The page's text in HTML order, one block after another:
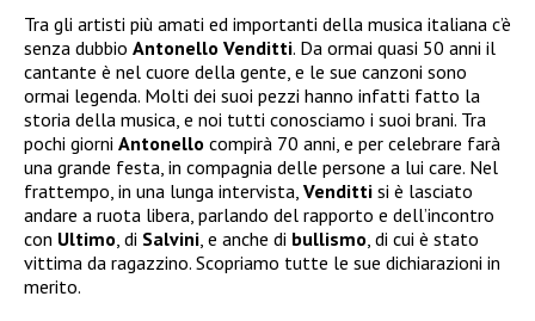
Tra gli artisti più amati ed importanti della musica italiana c’è
senza dubbio Antonello Venditti. Da ormai quasi 50 anni il
cantante è nel cuore della gente, e le sue canzoni sono
ormai legenda. Molti dei suoi pezzi hanno infatti fatto la
storia della musica, e noi tutti conosciamo i suoi brani. Tra
pochi giorni Antonello compirà 70 anni, e per celebrare farà
una grande festa, in compagnia delle persone a lui care. Nel
frattempo, in una lunga intervista, Venditti si è lasciato
andare a ruota libera, parlando del rapporto e dell’incontro
con Ultimo, di Salvini, e anche di bullismo, di cui è stato
vittima da ragazzino. Scopriamo tutte le sue dichiarazioni in
merito.